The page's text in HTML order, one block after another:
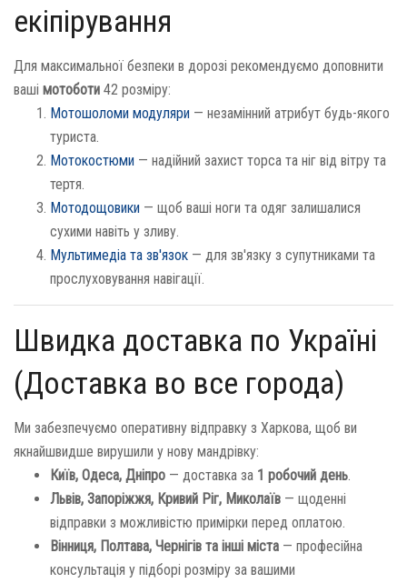
екіпірування
Для максимальної безпеки в дорозі рекомендуємо доповнити
ваші мотоботи 42 розміру:
Мотошоломи модуляри — незамінний атрибут будь-якого
туриста.
Мотокостюми — надійний захист торса та ніг від вітру та
тертя.
Мотодощовики — щоб ваші ноги та одяг залишалися
сухими навіть у зливу.
Мультимедіа та зв'язок — для зв'язку з супутниками та
прослуховування навігації.
Швидка доставка по Україні
(Доставка во все города)
Ми забезпечуємо оперативну відправку з Харкова, щоб ви
якнайшвидше вирушили у нову мандрівку:
Київ, Одеса, Дніпро — доставка за 1 робочий день.
Львів, Запоріжжя, Кривий Ріг, Миколаїв — щоденні
відправки з можливістю примірки перед оплатою.
Вінниця, Полтава, Чернігів та інші міста — професійна
консультація у підборі розміру за вашими